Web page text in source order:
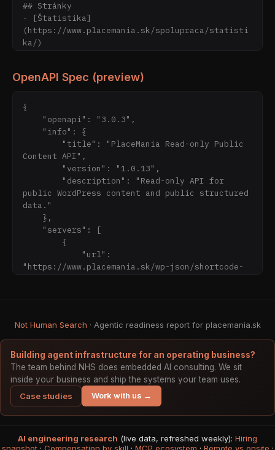
## Stránky
- [Štatistika]
(https://www.placemania.sk/spolupraca/statisti
ka/)
pracujeme-s-datami/)
(https://www.placemania.sk/spolupraca/formy-
spoluprace/)
- [Home Page](https://www.placemania.sk/):
				\<\!\[CDATA\
[\]\]\>
- [Politika akcieschopnej spätnej väzby]
(https://www.placemania.sk/o-nas/politika-
akcieschopnej-spatnej-vazby/)
## Články
- [Globálna eSIM: Digitálna sloboda alebo len
draho predané pohodlie?]
(https://www.placemania.sk/globalna-esim-
digitalna-sloboda-alebo-len-draho-predane-
preco-sa-v-bratislave-potis-viac-ako-na-
sahare/)
- [eSIM karta zo Srí Lanky úplne zadarmo]
(https://www.placemania.sk/esim-karta-zo-sri-
lanky-uplne-zadarmo/)
- [Ako si vybaviť medzinárodný vodičský
preukaz](https://www.placemania.sk/ako-si-
vychytávky a zbytočnosti, ktoré nechajte doma]
(https://www.placemania.sk/cestovatelsky-
OpenAPI Spec (preview)
{
Content API",
public WordPress content and public structured
data."
"https://www.placemania.sk/wp-json/shortcode-
        "/manifest": {
            "get": {
                "operationId": "getManifest",
                "summary": "Get site content
Not Human Search · Agentic readiness report for placemania.sk
Building agent infrastructure for an operating business?
The team behind NHS does embedded AI consulting. We sit
inside your business and ship the systems your team uses.
Case studies
Work with us →
AI engineering research (live data, refreshed weekly): Hiring